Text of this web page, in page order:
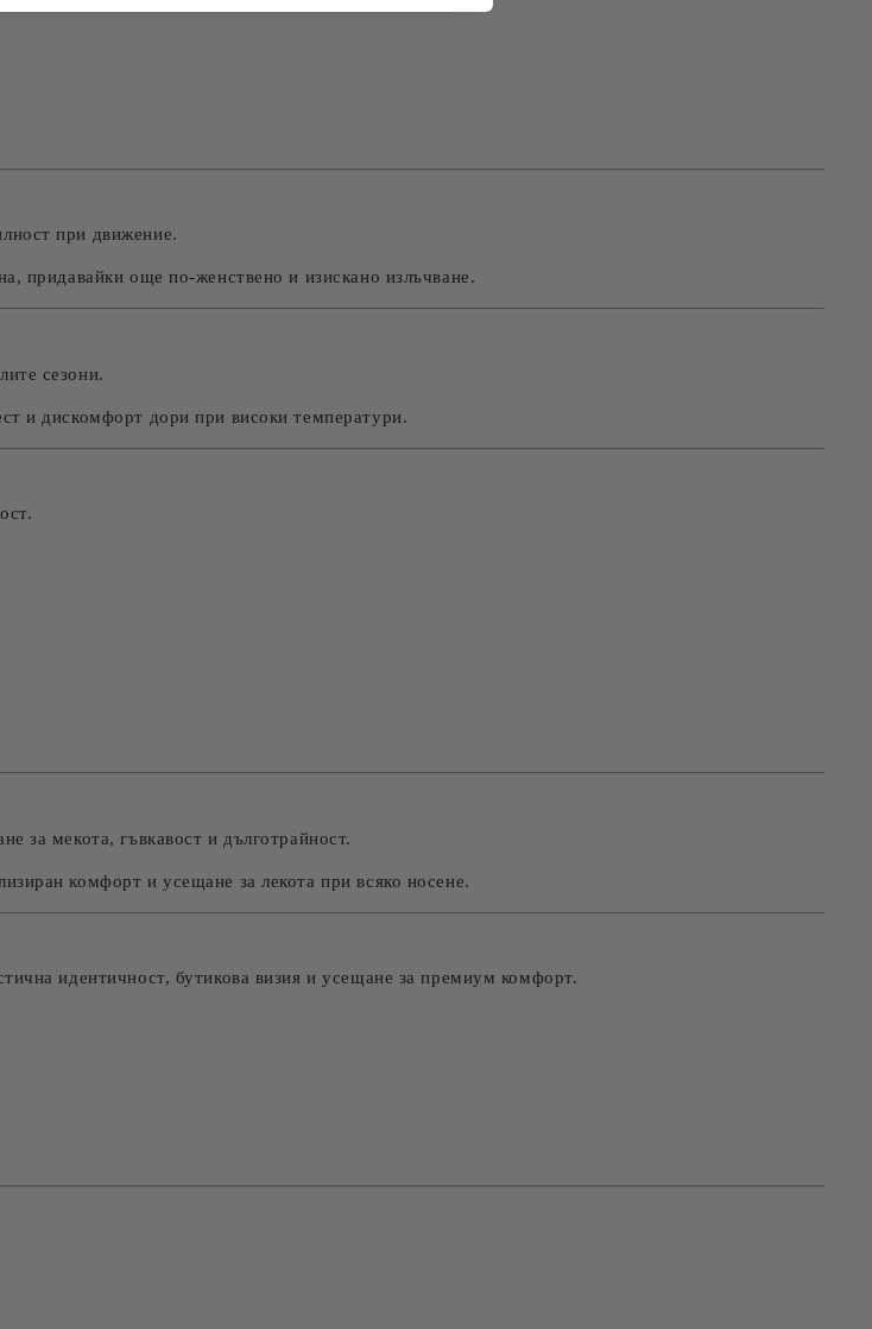
при движение.
придавайки още по-женствено и изискано излъчване.
сезони.
и дискомфорт дори при високи температури.
за мекота, гъвкавост и дълготрайност.
комфорт и усещане за лекота при всяко носене.
идентичност, бутикова визия и усещане за премиум комфорт.